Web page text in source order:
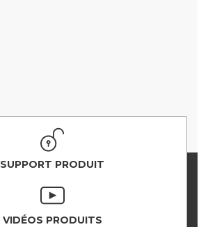
SUPPORT PRODUIT
VIDÉOS PRODUITS